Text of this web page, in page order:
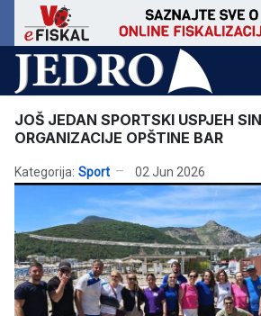
JOŠ JEDAN SPORTSKI USPJEH
ORGANIZACIJE OPŠTINE BAR
Kategorija: Sport 02 Jun 2026